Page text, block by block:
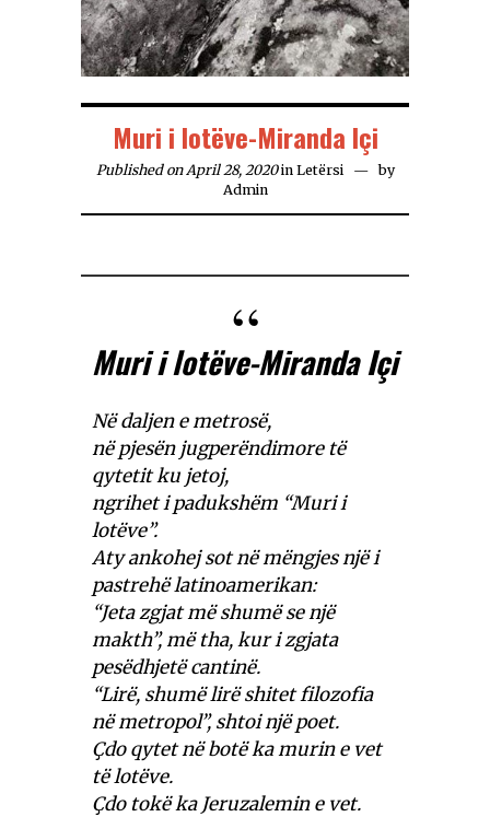
Muri i lotëve-Miranda Içi
Published on April 28, 2020 in Letërsi
by
Admin
Muri i lotëve-Miranda Içi
Në daljen e metrosë,
në pjesën jugperëndimore të
qytetit ku jetoj,
ngrihet i padukshëm “Muri i
lotëve”.
Aty ankohej sot në mëngjes një i
pastrehë latinoamerikan:
“Jeta zgjat më shumë se një
makth”, më tha, kur i zgjata
pesëdhjetë cantinë.
“Lirë, shumë lirë shitet filozofia
në metropol”, shtoi një poet.
Çdo qytet në botë ka murin e vet
të lotëve.
Çdo tokë ka Jeruzalemin e vet.